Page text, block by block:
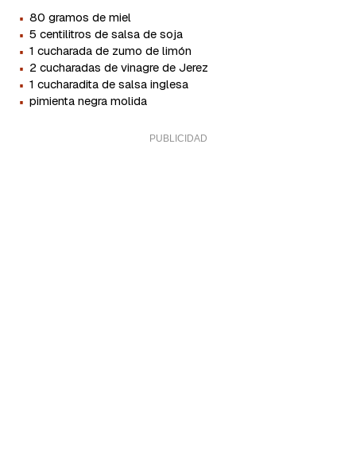
· 80 gramos de miel
· 5 centilitros de salsa de soja
· 1 cucharada de zumo de limón
· 2 cucharadas de vinagre de Jerez
· 1 cucharadita de salsa inglesa
· pimienta negra molida